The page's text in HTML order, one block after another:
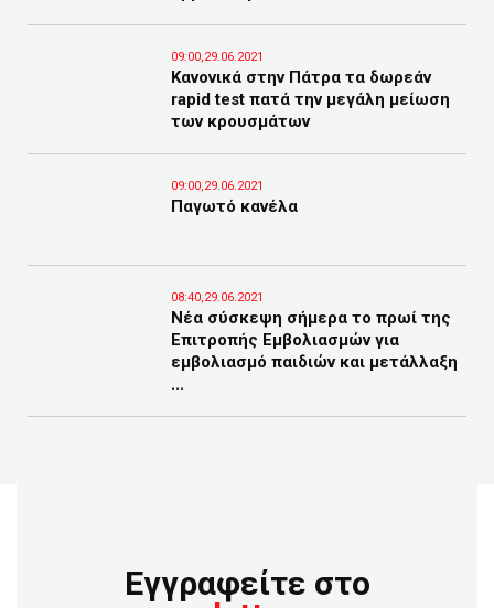
09:00,29.06.2021
Κανονικά στην Πάτρα τα δωρεάν
rapid test πατά την μεγάλη μείωση
των κρουσμάτων
09:00,29.06.2021
Παγωτό κανέλα
08:40,29.06.2021
Νέα σύσκεψη σήμερα το πρωί της
Επιτροπής Εμβολιασμών για
εμβολιασμό παιδιών και μετάλλαξη
...
Εγγραφείτε στο